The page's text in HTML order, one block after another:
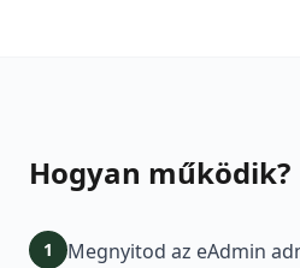
Hogyan működik?
1
Megnyitod az eAdmin